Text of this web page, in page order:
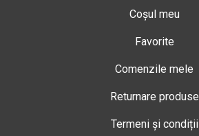
Coșul meu
Favorite
Comenzile mele
Returnare produse
Termeni și condiții